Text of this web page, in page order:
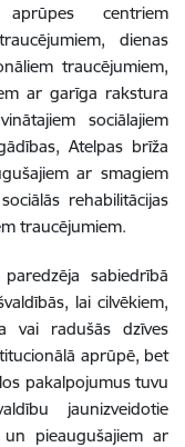
centriem
dienas
traucējumiem,
ar garīga rakstura
sociālajiem
Atelpas brīža
ar smagiem
rehabilitācijas
traucējumiem.
sabiedrībā
lai cilvēkiem,
vai radušās dzīves
aprūpē, bet
pakalpojumus tuvu
jaunizveidotie
pieaugušajiem ar